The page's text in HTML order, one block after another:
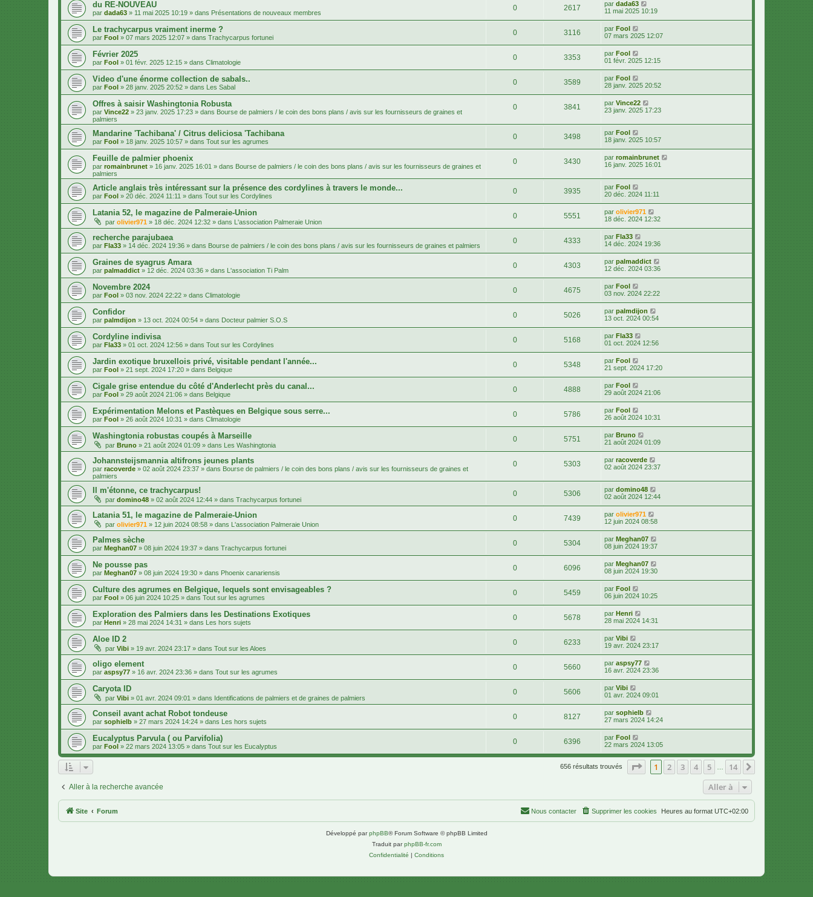
du RE-NOUVEAU
par dada63 » 11 mai 2025 10:19 » dans Présentations de nouveaux membres
0 2617 par dada63
11 mai 2025 10:19
Le trachycarpus vraiment inerme ?
par Fool » 07 mars 2025 12:07 » dans Trachycarpus fortunei
0 3116 par Fool
07 mars 2025 12:07
Février 2025
par Fool » 01 févr. 2025 12:15 » dans Climatologie
0 3353 par Fool
01 févr. 2025 12:15
Video d'une énorme collection de sabals..
par Fool » 28 janv. 2025 20:52 » dans Les Sabal
0 3589 par Fool
28 janv. 2025 20:52
Offres à saisir Washingtonia Robusta
par Vince22 » 23 janv. 2025 17:23 » dans Bourse de palmiers / le coin des bons plans / avis sur les fournisseurs de graines et
palmiers
0 3841 par Vince22
23 janv. 2025 17:23
Mandarine 'Tachibana' / Citrus deliciosa 'Tachibana
par Fool » 18 janv. 2025 10:57 » dans Tout sur les agrumes
0 3498 par Fool
18 janv. 2025 10:57
Feuille de palmier phoenix
par romainbrunet » 16 janv. 2025 16:01 » dans Bourse de palmiers / le coin des bons plans / avis sur les fournisseurs de graines et
palmiers
0 3430 par romainbrunet
16 janv. 2025 16:01
Article anglais très intéressant sur la présence des cordylines à travers le monde...
par Fool » 20 déc. 2024 11:11 » dans Tout sur les Cordylines
0 3935 par Fool
20 déc. 2024 11:11
Latania 52, le magazine de Palmeraie-Union
par olivier971 » 18 déc. 2024 12:32 » dans L'association Palmeraie Union
0 5551 par olivier971
18 déc. 2024 12:32
recherche parajubaea
par Fla33 » 14 déc. 2024 19:36 » dans Bourse de palmiers / le coin des bons plans / avis sur les fournisseurs de graines et palmiers
0 4333 par Fla33
14 déc. 2024 19:36
Graines de syagrus Amara
par palmaddict » 12 déc. 2024 03:36 » dans L'association Ti Palm
0 4303 par palmaddict
12 déc. 2024 03:36
Novembre 2024
par Fool » 03 nov. 2024 22:22 » dans Climatologie
0 4675 par Fool
03 nov. 2024 22:22
Confidor
par palmdijon » 13 oct. 2024 00:54 » dans Docteur palmier S.O.S
0 5026 par palmdijon
13 oct. 2024 00:54
Cordyline indivisa
par Fla33 » 01 oct. 2024 12:56 » dans Tout sur les Cordylines
0 5168 par Fla33
01 oct. 2024 12:56
Jardin exotique bruxellois privé, visitable pendant l'année...
par Fool » 21 sept. 2024 17:20 » dans Belgique
0 5348 par Fool
21 sept. 2024 17:20
Cigale grise entendue du côté d'Anderlecht près du canal...
par Fool » 29 août 2024 21:06 » dans Belgique
0 4888 par Fool
29 août 2024 21:06
Expérimentation Melons et Pastèques en Belgique sous serre...
par Fool » 26 août 2024 10:31 » dans Climatologie
0 5786 par Fool
26 août 2024 10:31
Washingtonia robustas coupés à Marseille
par Bruno » 21 août 2024 01:09 » dans Les Washingtonia
0 5751 par Bruno
21 août 2024 01:09
Johannsteijsmannia altifrons jeunes plants
par racoverde » 02 août 2024 23:37 » dans Bourse de palmiers / le coin des bons plans / avis sur les fournisseurs de graines et
palmiers
0 5303 par racoverde
02 août 2024 23:37
Il m'étonne, ce trachycarpus!
par domino48 » 02 août 2024 12:44 » dans Trachycarpus fortunei
0 5306 par domino48
02 août 2024 12:44
Latania 51, le magazine de Palmeraie-Union
par olivier971 » 12 juin 2024 08:58 » dans L'association Palmeraie Union
0 7439 par olivier971
12 juin 2024 08:58
Palmes sèche
par Meghan07 » 08 juin 2024 19:37 » dans Trachycarpus fortunei
0 5304 par Meghan07
08 juin 2024 19:37
Ne pousse pas
par Meghan07 » 08 juin 2024 19:30 » dans Phoenix canariensis
0 6096 par Meghan07
08 juin 2024 19:30
Culture des agrumes en Belgique, lequels sont envisageables ?
par Fool » 06 juin 2024 10:25 » dans Tout sur les agrumes
0 5459 par Fool
06 juin 2024 10:25
Exploration des Palmiers dans les Destinations Exotiques
par Henri » 28 mai 2024 14:31 » dans Les hors sujets
0 5678 par Henri
28 mai 2024 14:31
Aloe ID 2
par Vibi » 19 avr. 2024 23:17 » dans Tout sur les Aloes
0 6233 par Vibi
19 avr. 2024 23:17
oligo element
par aspsy77 » 16 avr. 2024 23:36 » dans Tout sur les agrumes
0 5660 par aspsy77
16 avr. 2024 23:36
Caryota ID
par Vibi » 01 avr. 2024 09:01 » dans Identifications de palmiers et de graines de palmiers
0 5606 par Vibi
01 avr. 2024 09:01
Conseil avant achat Robot tondeuse
par sophielb » 27 mars 2024 14:24 » dans Les hors sujets
0 8127 par sophielb
27 mars 2024 14:24
Eucalyptus Parvula ( ou Parvifolia)
par Fool » 22 mars 2024 13:05 » dans Tout sur les Eucalyptus
0 6396 par Fool
22 mars 2024 13:05
656 résultats trouvés Page sur14
1 2 3 4 5 14
Aller à la recherche avancée Aller à
Site Forum Heures au format UTC+02:00
Supprimer les cookies
Nous contacter
Développé parphpBB® Forum Software © phpBB Limited
Traduit parphpBB-fr.com
Confidentialité | Conditions